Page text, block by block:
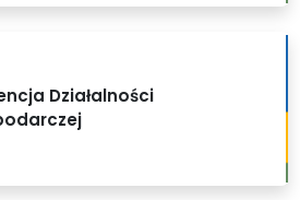
Działalności